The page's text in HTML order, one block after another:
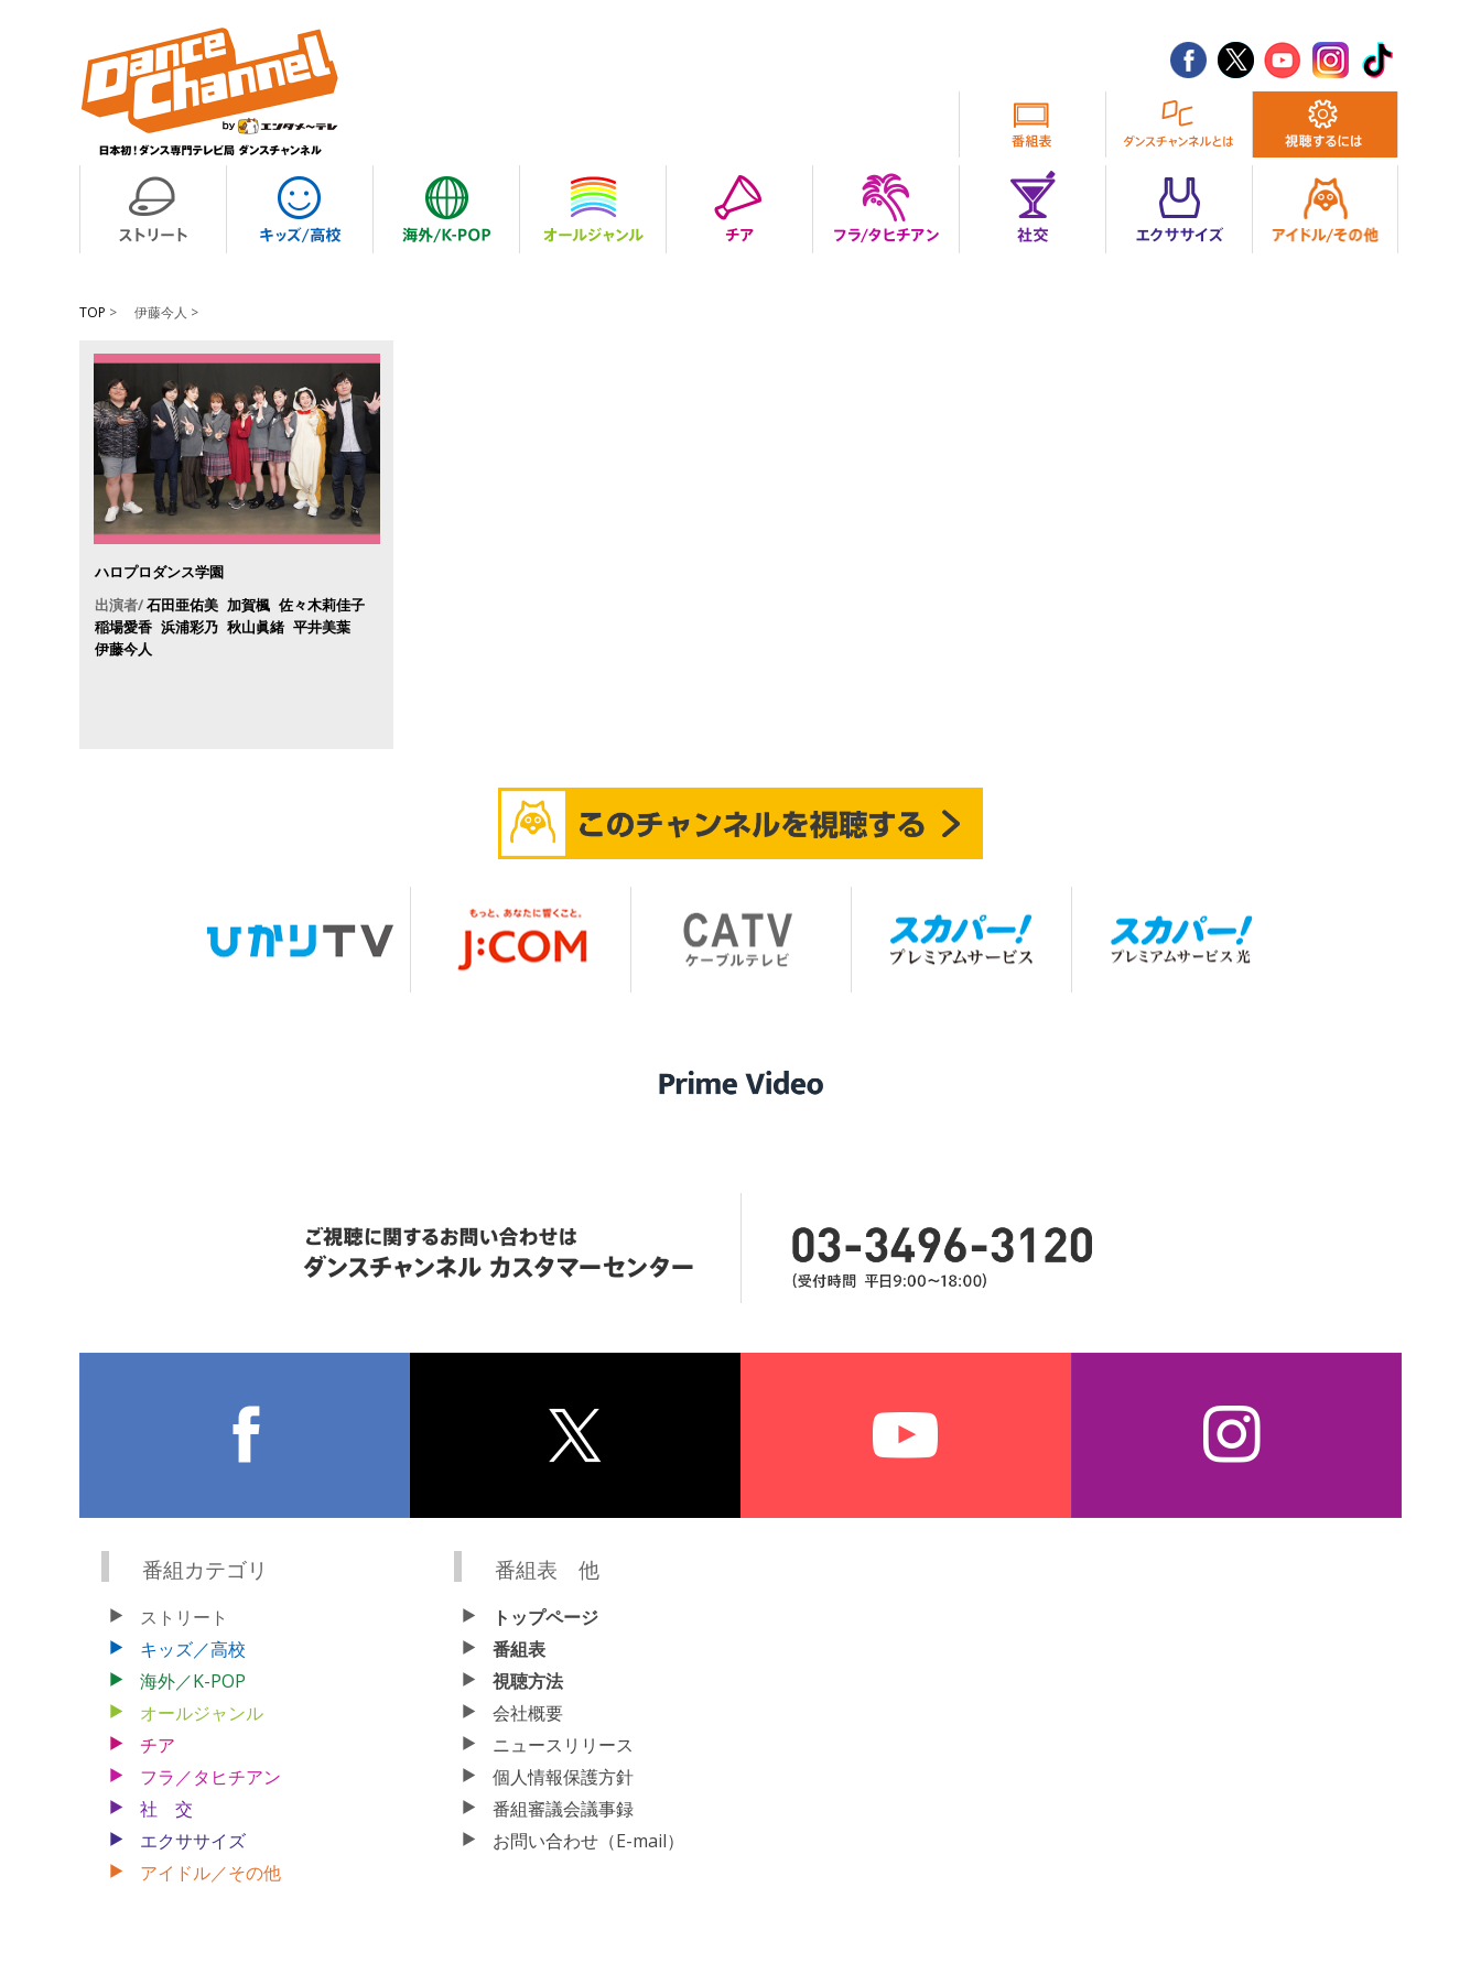
TOP > 伊藤今人 >
ハロプロダンス学園
出演者/石田亜佑美 加賀楓 佐々木莉佳子
稲場愛香 浜浦彩乃 秋山眞緒 平井美葉
伊藤今人
番組カテゴリ
ストリート
キッズ／高校
海外／K-POP
オールジャンル
チア
フラ／タヒチアン
社 交
エクササイズ
アイドル／その他
番組表 他
トップページ
番組表
視聴方法
会社概要
ニュースリリース
個人情報保護方針
番組審議会議事録
お問い合わせ（E-mail）